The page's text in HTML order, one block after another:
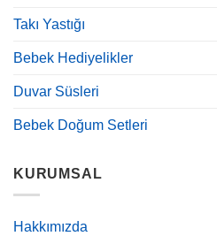
Takı Yastığı
Bebek Hediyelikler
Duvar Süsleri
Bebek Doğum Setleri
KURUMSAL
Hakkımızda